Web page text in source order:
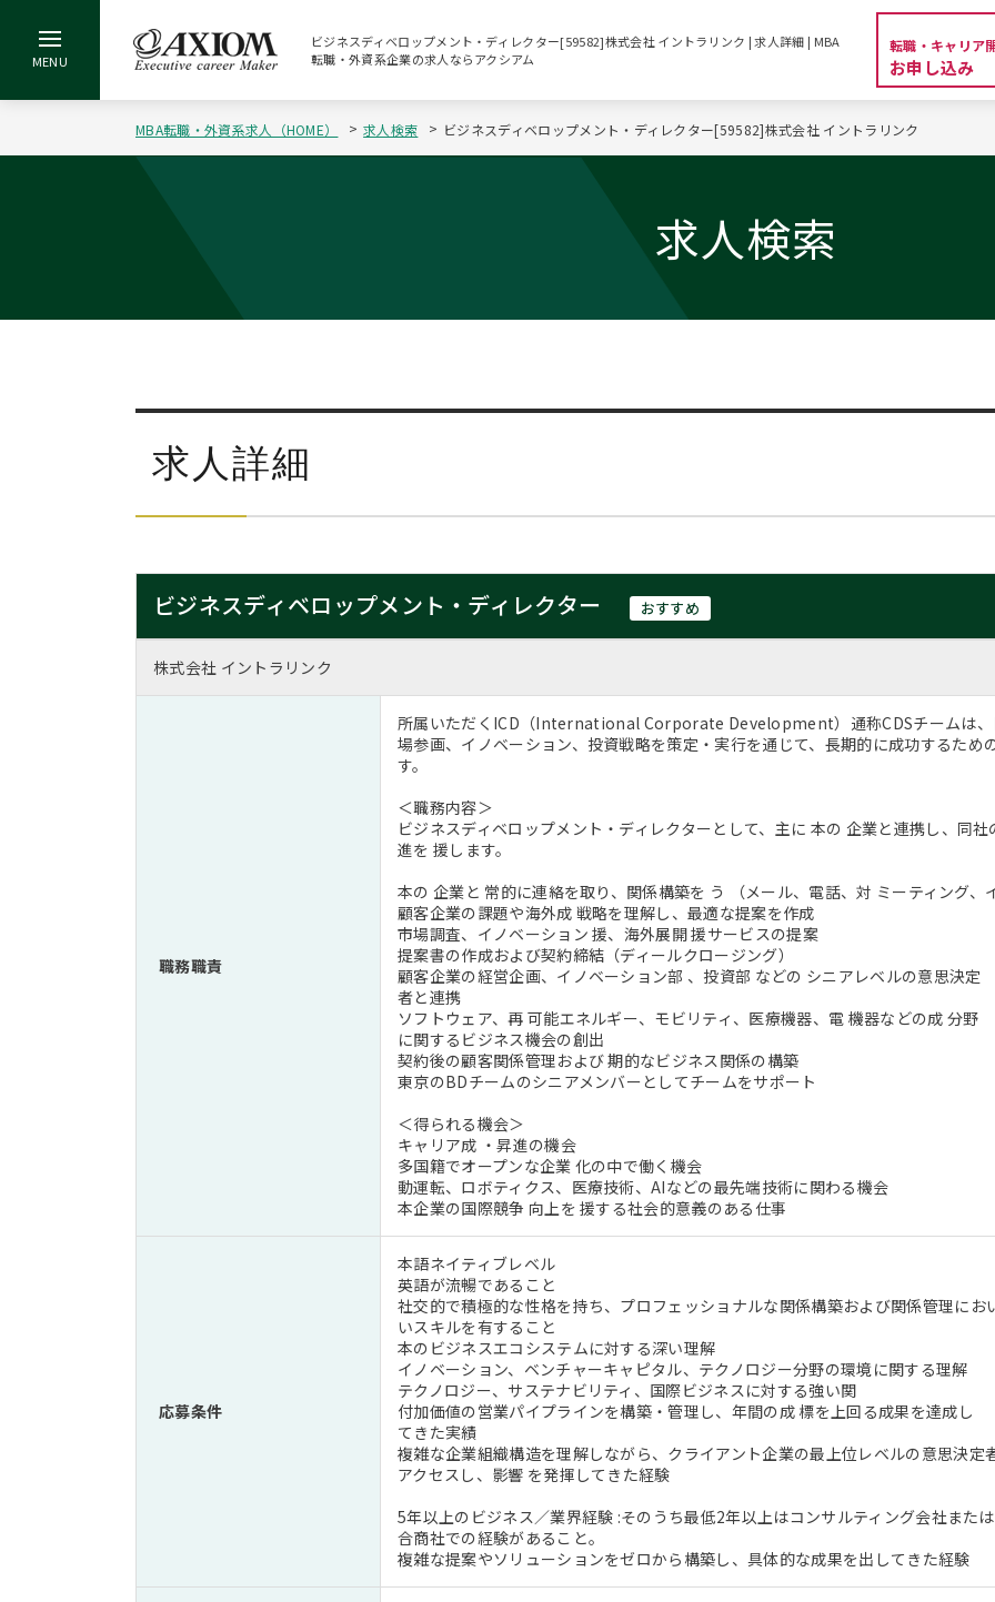
ビジネスディベロップメント・ディレクター[59582]株式会社 イントラリンク | 求人詳細 | MBA
転職・外資系企業の求人ならアクシアム
転職・キャリア
お申し込み
MBA転職・外資系求人（HOME） 求人検索 ビジネスディベロップメント・ディレクター[59582]株式会社 イントラリンク
求人検索
求人詳細
ビジネスディベロップメント・ディレクター おすすめ
株式会社 イントラリンク
職務職責
所属いただくICD（International Corporate Development）通称CDSチームは、
場参画、イノベーション、投資戦略を策定・実行を通じて、長期的に成功するため
す。
＜職務内容＞
ビジネスディベロップメント・ディレクターとして、主に 本の 企業と連携し、同
進を 援します。
本の 企業と 常的に連絡を取り、関係構築を う （メール、電話、対 ミーティング、
顧客企業の課題や海外成 戦略を理解し、最適な提案を作成
市場調査、イノベーション 援、海外展開 援サービスの提案
提案書の作成および契約締結（ディールクロージング）
顧客企業の経営企画、イノベーション部 、投資部 などの シニアレベルの意思決定
者と連携
ソフトウェア、再 可能エネルギー、モビリティ、医療機器、電 機器などの成 分野
に関するビジネス機会の創出
契約後の顧客関係管理および 期的なビジネス関係の構築
東京のBDチームのシニアメンバーとしてチームをサポート
＜得られる機会＞
キャリア成 ・昇進の機会
多国籍でオープンな企業 化の中で働く機会
動運転、ロボティクス、医療技術、AIなどの最先端技術に関わる機会
本企業の国際競争 向上を 援する社会的意義のある仕事
応募条件
本語ネイティブレベル
英語が流暢であること
社交的で積極的な性格を持ち、プロフェッショナルな関係構築および関係管理にお
いスキルを有すること
本のビジネスエコシステムに対する深い理解
イノベーション、ベンチャーキャピタル、テクノロジー分野の環境に関する理解
テクノロジー、サステナビリティ、国際ビジネスに対する強い関
付加価値の営業パイプラインを構築・管理し、年間の成 標を上回る成果を達成し
てきた実績
複雑な企業組織構造を理解しながら、クライアント企業の最上位レベルの意思決定
アクセスし、影響 を発揮してきた経験
5年以上のビジネス／業界経験 :そのうち最低2年以上はコンサルティング会社また
合商社での経験があること。
複雑な提案やソリューションをゼロから構築し、具体的な成果を出してきた経験